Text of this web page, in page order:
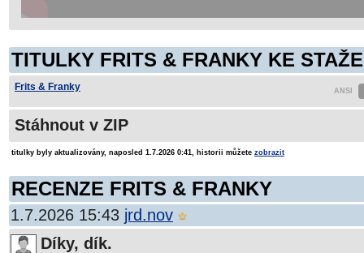
TITULKY FRITS & FRANKY KE
Frits & Franky
Stáhnout v ZIP
titulky byly aktualizovány, naposled 1.7.2026 0:41, historii můžete zobrazit
RECENZE FRITS & FRANKY
1.7.2026 15:43 jrd.nov
Díky, dík.